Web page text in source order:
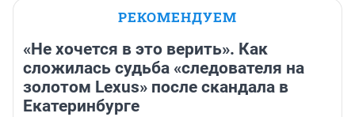
РЕКОМЕНДУЕМ
«Не хочется в это верить». Как
сложилась судьба «следователя на
золотом Lexus» после скандала в
Екатеринбурге